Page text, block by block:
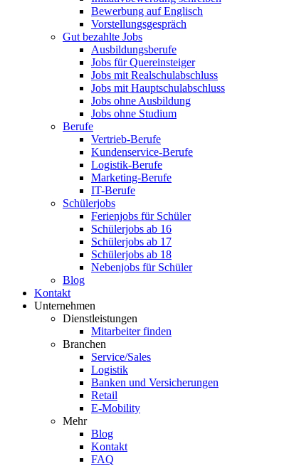
Bewerbung auf Englisch
Vorstellungsgespräch
Gut bezahlte Jobs
Ausbildungsberufe
Jobs für Quereinsteiger
Jobs mit Realschulabschluss
Jobs mit Hauptschulabschluss
Jobs ohne Ausbildung
Jobs ohne Studium
Berufe
Vertrieb-Berufe
Kundenservice-Berufe
Logistik-Berufe
Marketing-Berufe
IT-Berufe
Schülerjobs
Ferienjobs für Schüler
Schülerjobs ab 16
Schülerjobs ab 17
Schülerjobs ab 18
Nebenjobs für Schüler
Blog
Kontakt
Unternehmen
Dienstleistungen
Mitarbeiter finden
Branchen
Service/Sales
Logistik
Banken und Versicherungen
Retail
E-Mobility
Mehr
Blog
Kontakt
FAQ